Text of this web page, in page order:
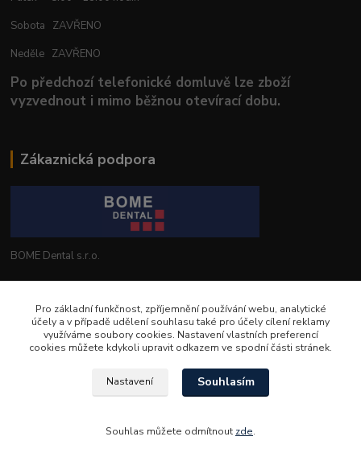
Sobota ZAVŘENO
Neděle ZAVŘENO
Po předchozí telefonické domluvě lze zboží
vyzvednout i mimo běžnou otevírací dobu.
Zákaznická podpora
BOME Dental s.r.o.
info@bomedental.eu
Pro základní funkčnost, zpříjemnění používání webu, analytické
účely a v případě udělení souhlasu také pro účely cílení reklamy
využíváme soubory cookies. Nastavení vlastních preferencí
cookies můžete kdykoli upravit odkazem ve spodní části stránek.
Nastavení Souhlasím
Souhlas můžete odmítnout zde.